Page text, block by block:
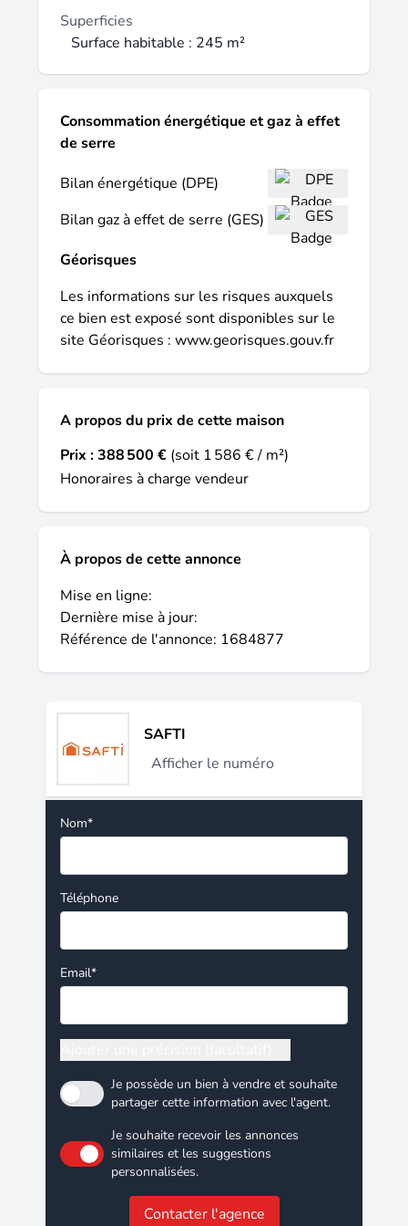
e-mail : wolfgang.dazy@safti.fr - ei - agent
commercial immatriculé au rsac de poitiers
sous le numéro 528087554.
Superficies
Surface habitable : 245 m²
Consommation énergétique et gaz à effet
de serre
Bilan énergétique (DPE)
Bilan gaz à effet de serre (GES)
Géorisques
Les informations sur les risques auxquels
ce bien est exposé sont disponibles sur le
site Géorisques : www.georisques.gouv.fr
A propos du prix de cette maison
Prix :388 500 € (soit 1 586 € / m²)
Honoraires à charge vendeur
À propos de cette annonce
Mise en ligne:
Dernière mise à jour:
Référence de l'annonce: 1684877
SAFTI
Afficher le numéro
Nom*
Téléphone
Email*
Je possède un bien à vendre et souhaite
partager cette information avec l'agent.
Je souhaite recevoir les annonces
similaires et les suggestions
personnalisées.
Contacter l'agence